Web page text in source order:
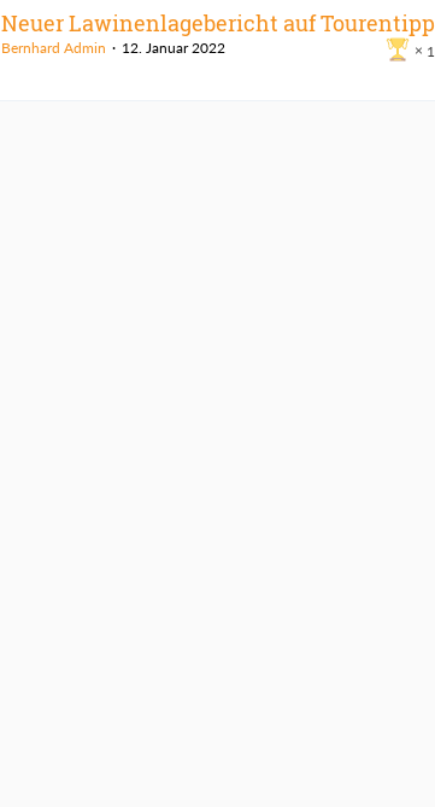
Neuer Lawinenlagebericht auf Tourentipp
1
Bernhard Admin 12. Januar 2022